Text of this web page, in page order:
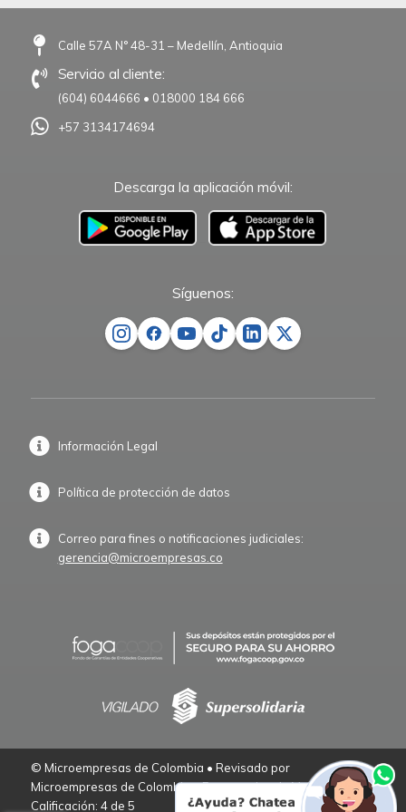
Calle 57A N° 48-31 – Medellín, Antioquia
Servicio al cliente:
(604) 6044666 • 018000 184 666
+57 3134174694
Descarga la aplicación móvil:
–
Síguenos:
Información Legal
Política de protección de datos
Correo para fines o notificaciones judiciales:
gerencia@microempresas.co
© Microempresas de Colombia • Revisado por
Microempresas de Colombia – Empresarios de Verdad.
Calificación: 4 de 5